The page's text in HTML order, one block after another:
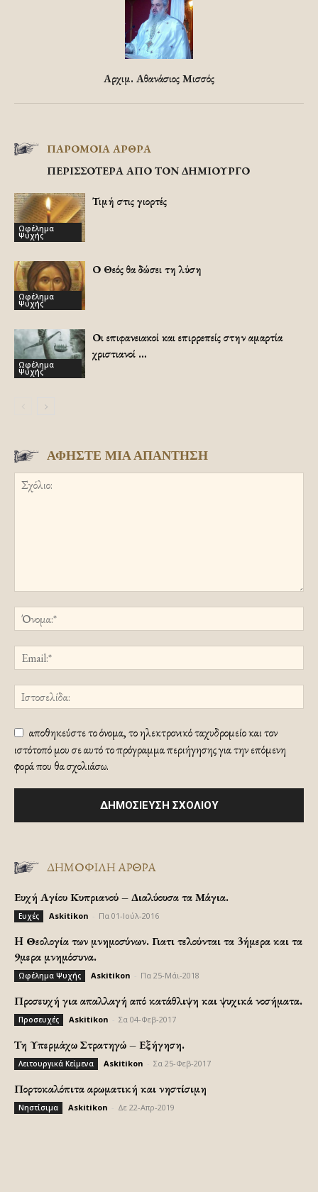
Αρχιμ. Αθανάσιος Μισσός
ΠΑΡΟΜΟΙΑ ΑΡΘΡΑ
ΠΕΡΙΣΣΟΤΕΡΑ ΑΠΟ ΤΟΝ ΔΗΜΙΟΥΡΓΟ
Ωφέλημα
Ψυχής
Τιμή στις γιορτές
Ωφέλημα
Ψυχής
Ο Θεός θα δώσει τη λύση
Ωφέλημα
Ψυχής
Οι επιφανειακοί και επιρρεπείς στην αμαρτία
χριστιανοί …
ΑΦΗΣΤΕ ΜΙΑ ΑΠΑΝΤΗΣΗ
αποθηκεύστε το όνομα, το ηλεκτρονικό ταχυδρομείο και τον
ιστότοπό μου σε αυτό το πρόγραμμα περιήγησης για την επόμενη
φορά που θα σχολιάσω.
ΔΗΜΟΦΙΛΗ ΑΡΘΡΑ
Ευχή Αγίου Κυπριανού – Διαλύουσα τα Μάγια.
Ευχές Askitikon Πα 01-Ιούλ-2016
H Θεολογία των μνημοσύνων. Γιατι τελούνται τα 3ήμερα και τα
9μερα μνημόσυνα.
Ωφέλημα Ψυχής Askitikon Πα 25-Μάι-2018
Προσευχή για απαλλαγή από κατάθλιψη και ψυχικά νοσήματα.
Προσευχές Askitikon Σα 04-Φεβ-2017
Τη Υπερμάχω Στρατηγώ – Εξήγηση.
Λειτουργικά Κείμενα Askitikon Σα 25-Φεβ-2017
Πορτοκαλόπιτα αρωματική και νηστίσιμη
Νηστίσιμα Askitikon Δε 22-Απρ-2019